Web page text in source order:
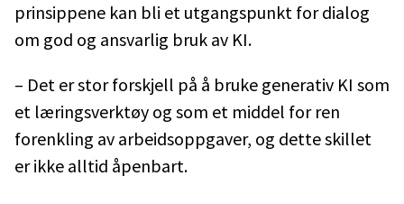
prinsippene kan bli et utgangspunkt for dialog
om god og ansvarlig bruk av KI.
– Det er stor forskjell på å bruke generativ KI som
et læringsverktøy og som et middel for ren
forenkling av arbeidsoppgaver, og dette skillet
er ikke alltid åpenbart.